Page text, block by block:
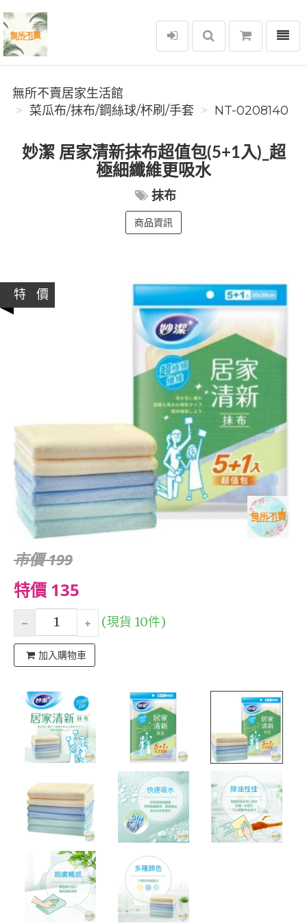
無所不賣居家生活館
選單
無所不賣居家生活館
菜瓜布/抹布/鋼絲球/杯刷/手套
NT-0208140
妙潔 居家清新抹布超值包(5+1入)_超
極細纖維更吸水
抹布
商品資訊
特 價
市價 199
特價 135
(現貨 10件)
加入購物車